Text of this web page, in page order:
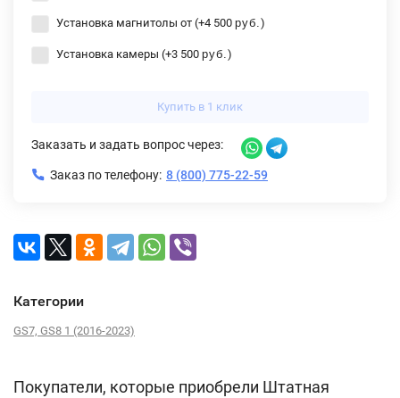
Установка магнитолы от (+4 500 руб. )
Установка камеры (+3 500 руб. )
Купить в 1 клик
Заказать и задать вопрос через:
Заказ по телефону: 8 (800) 775-22-59
Категории
GS7, GS8 1 (2016-2023)
Покупатели, которые приобрели Штатная